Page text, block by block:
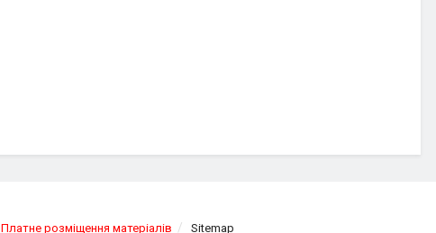
Платне розміщення матеріалів Sitemap